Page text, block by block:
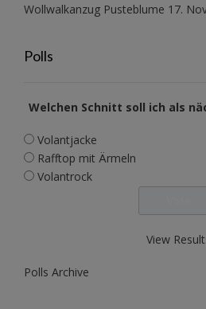
Wollwalkanzug Pusteblume 17.
Polls
Welchen Schnitt soll ich als
Volantjacke
Rafftop mit Ärmeln
Volantrock
View
Polls Archive